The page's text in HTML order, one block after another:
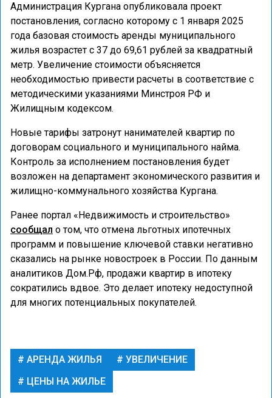
Администрация Кургана опубликовала проект
постановления, согласно которому с 1 января 2025
года базовая стоимость аренды муниципального
жилья возрастет с 37 до 69,61 рублей за квадратный
метр. Увеличение стоимости объясняется
необходимостью привести расчеты в соответствие с
методическими указаниями Минстроя РФ и
Жилищным кодексом.
Новые тарифы затронут нанимателей квартир по
договорам социального и муниципального найма.
Контроль за исполнением постановления будет
возложен на департамент экономического развития и
жилищно-коммунального хозяйства Кургана.
Ранее портал «Недвижимость и строительство»
сообщал о том, что отмена льготных ипотечных
программ и повышение ключевой ставки негативно
сказались на рынке новостроек в России. По данным
аналитиков Дом.Рф, продажи квартир в ипотеку
сократились вдвое. Это делает ипотеку недоступной
для многих потенциальных покупателей.
АРЕНДА ЖИЛЬЯ
УВЕЛИЧЕНИЕ
ЦЕНЫ НА ЖИЛЬЕ